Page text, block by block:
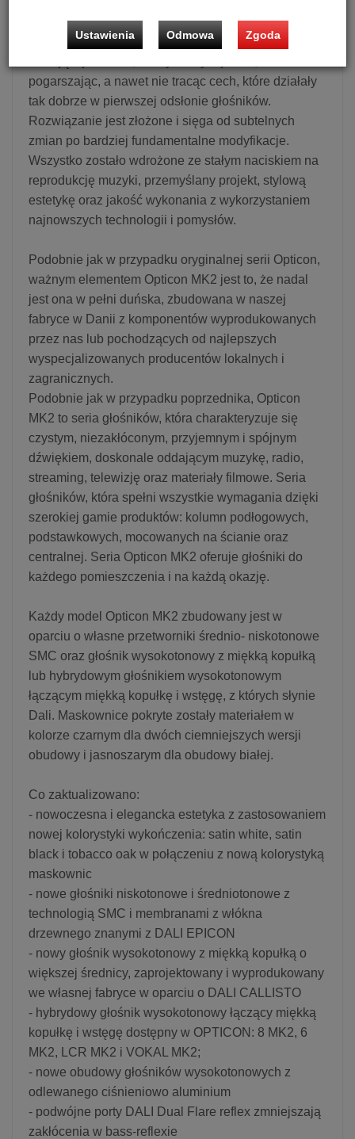
o wysokich parametrach, jak Opticon, wymagała
starannego wyważenia pomiędzy poprawą
pogarszając, a nawet nie tracąc cech, które działały
tak dobrze w pierwszej odsłonie głośników.
Rozwiązanie jest złożone i sięga od subtelnych
zmian po bardziej fundamentalne modyfikacje.
Wszystko zostało wdrożone ze stałym naciskiem na
reprodukcję muzyki, przemyślany projekt, stylową
estetykę oraz jakość wykonania z wykorzystaniem
najnowszych technologii i pomysłów.
Podobnie jak w przypadku oryginalnej serii Opticon,
ważnym elementem Opticon MK2 jest to, że nadal
jest ona w pełni duńska, zbudowana w naszej
fabryce w Danii z komponentów wyprodukowanych
przez nas lub pochodzących od najlepszych
wyspecjalizowanych producentów lokalnych i
zagranicznych.
Podobnie jak w przypadku poprzednika, Opticon
MK2 to seria głośników, która charakteryzuje się
czystym, niezakłóconym, przyjemnym i spójnym
dźwiękiem, doskonale oddającym muzykę, radio,
streaming, telewizję oraz materiały filmowe. Seria
głośników, która spełni wszystkie wymagania dzięki
szerokiej gamie produktów: kolumn podłogowych,
podstawkowych, mocowanych na ścianie oraz
centralnej. Seria Opticon MK2 oferuje głośniki do
każdego pomieszczenia i na każdą okazję.
Każdy model Opticon MK2 zbudowany jest w
oparciu o własne przetworniki średnio- niskotonowe
SMC oraz głośnik wysokotonowy z miękką kopułką
lub hybrydowym głośnikiem wysokotonowym
łączącym miękką kopułkę i wstęgę, z których słynie
Dali. Maskownice pokryte zostały materiałem w
kolorze czarnym dla dwóch ciemniejszych wersji
obudowy i jasnoszarym dla obudowy białej.
Co zaktualizowano:
- nowoczesna i elegancka estetyka z zastosowaniem
nowej kolorystyki wykończenia: satin white, satin
black i tobacco oak w połączeniu z nową kolorystyką
maskownic
- nowe głośniki niskotonowe i średniotonowe z
technologią SMC i membranami z włókna
drzewnego znanymi z DALI EPICON
- nowy głośnik wysokotonowy z miękką kopułką o
większej średnicy, zaprojektowany i wyprodukowany
we własnej fabryce w oparciu o DALI CALLISTO
- hybrydowy głośnik wysokotonowy łączący miękką
kopułkę i wstęgę dostępny w OPTICON: 8 MK2, 6
MK2, LCR MK2 i VOKAL MK2;
- nowe obudowy głośników wysokotonowych z
odlewanego ciśnieniowo aluminium
- podwójne porty DALI Dual Flare reflex zmniejszają
zakłócenia w bass-reflexie
Ustawienia Odmowa Zgoda